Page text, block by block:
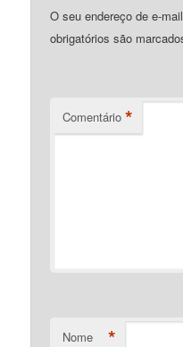
O seu endereço de e-
obrigatórios são
Comentário *
Nome *